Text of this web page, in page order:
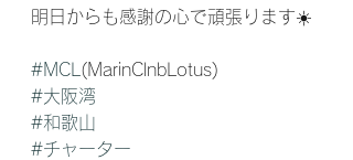
明日からも感謝の心で頑張ります☀️
#MCL (MarinClnbLotus)
#大阪湾
#和歌山
#チャーター